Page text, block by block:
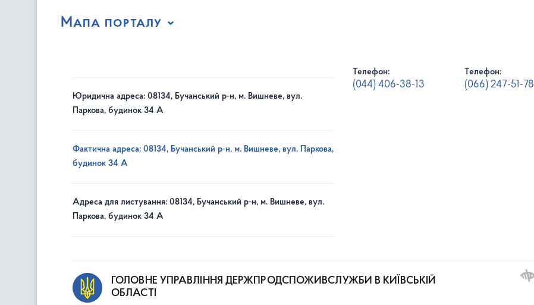
Мапа порталу
Юридична адреса: 08134, Бучанський р-н, м. Вишневе, вул.
Паркова, будинок 34 А
Фактична адреса: 08134, Бучанський р-н, м. Вишневе, вул. Паркова,
будинок 34 А
Адреса для листування: 08134, Бучанський р-н, м. Вишневе, вул.
Паркова, будинок 34 А
Телефон:
(044) 406-38-13
Телефон:
(066) 247-51-78
ГОЛОВНЕ УПРАВЛІННЯ ДЕРЖПРОДСПОЖИВСЛУЖБИ В КИЇВСЬКІЙ
ОБЛАСТІ